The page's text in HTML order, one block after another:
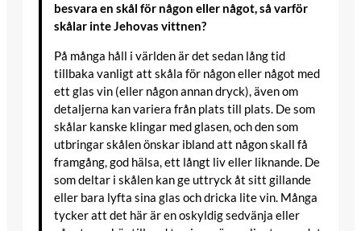
besvara en skål för någon eller något, så varför
skålar inte Jehovas vittnen?
På många håll i världen är det sedan lång tid
tillbaka vanligt att skåla för någon eller något med
ett glas vin (eller någon annan dryck), även om
detaljerna kan variera från plats till plats. De som
skålar kanske klingar med glasen, och den som
utbringar skålen önskar ibland att någon skall få
framgång, god hälsa, ett långt liv eller liknande. De
som deltar i skålen kan ge uttryck åt sitt gillande
eller bara lyfta sina glas och dricka lite vin. Många
tycker att det här är en oskyldig sedvänja eller